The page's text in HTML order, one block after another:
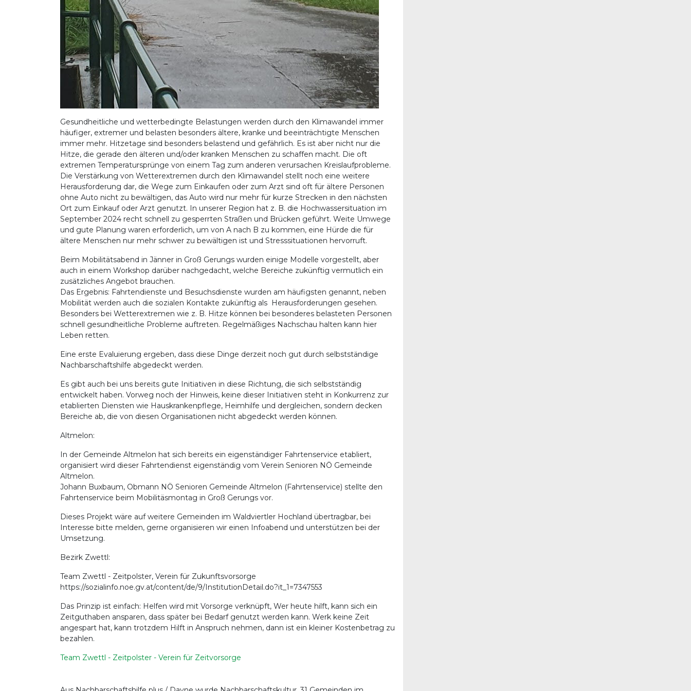
Gesundheitliche und wetterbedingte Belastungen werden durch den Klimawandel immer
häufiger, extremer und belasten besonders ältere, kranke und beeinträchtigte Menschen
immer mehr. Hitzetage sind besonders belastend und gefährlich. Es ist aber nicht nur die
Hitze, die gerade den älteren und/oder kranken Menschen zu schaffen macht. Die oft
extremen Temperatursprünge von einem Tag zum anderen verursachen Kreislaufprobleme.
Die Verstärkung von Wetterextremen durch den Klimawandel stellt noch eine weitere
Herausforderung dar, die Wege zum Einkaufen oder zum Arzt sind oft für ältere Personen
ohne Auto nicht zu bewältigen, das Auto wird nur mehr für kurze Strecken in den nächsten
Ort zum Einkauf oder Arzt genutzt. In unserer Region hat z. B. die Hochwassersituation im
September 2024 recht schnell zu gesperrten Straßen und Brücken geführt. Weite Umwege
und gute Planung waren erforderlich, um von A nach B zu kommen, eine Hürde die für
ältere Menschen nur mehr schwer zu bewältigen ist und Stresssituationen hervorruft.
Beim Mobilitätsabend in Jänner in Groß Gerungs wurden einige Modelle vorgestellt, aber
auch in einem Workshop darüber nachgedacht, welche Bereiche zukünftig vermutlich ein
zusätzliches Angebot brauchen.
Das Ergebnis: Fahrtendienste und Besuchsdienste wurden am häufigsten genannt, neben
Mobilität werden auch die sozialen Kontakte zukünftig als Herausforderungen gesehen.
Besonders bei Wetterextremen wie z. B. Hitze können bei besonderes belasteten Personen
schnell gesundheitliche Probleme auftreten. Regelmäßiges Nachschau halten kann hier
Leben retten.
Eine erste Evaluierung ergeben, dass diese Dinge derzeit noch gut durch selbstständige
Nachbarschaftshilfe abgedeckt werden.
Es gibt auch bei uns bereits gute Initiativen in diese Richtung, die sich selbstständig
entwickelt haben. Vorweg noch der Hinweis, keine dieser Initiativen steht in Konkurrenz zur
etablierten Diensten wie Hauskrankenpflege, Heimhilfe und dergleichen, sondern decken
Bereiche ab, die von diesen Organisationen nicht abgedeckt werden können.
Altmelon:
In der Gemeinde Altmelon hat sich bereits ein eigenständiger Fahrtenservice etabliert,
organisiert wird dieser Fahrtendienst eigenständig vom Verein Senioren NÖ Gemeinde
Altmelon.
Johann Buxbaum, Obmann NÖ Senioren Gemeinde Altmelon (Fahrtenservice) stellte den
Fahrtenservice beim Mobilitäsmontag in Groß Gerungs vor.
Dieses Projekt wäre auf weitere Gemeinden im Waldviertler Hochland übertragbar, bei
Interesse bitte melden, gerne organisieren wir einen Infoabend und unterstützen bei der
Umsetzung.
Bezirk Zwettl:
Team Zwettl - Zeitpolster, Verein für Zukunftsvorsorge
https://sozialinfo.noe.gv.at/content/de/9/InstitutionDetail.do?it_1=7347553
Das Prinzip ist einfach: Helfen wird mit Vorsorge verknüpft, Wer heute hilft, kann sich ein
Zeitguthaben ansparen, dass später bei Bedarf genutzt werden kann. Werk keine Zeit
angespart hat, kann trotzdem Hilft in Anspruch nehmen, dann ist ein kleiner Kostenbetrag zu
bezahlen.
Team Zwettl - Zeitpolster - Verein für Zeitvorsorge